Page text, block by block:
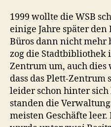
1999 wollte die WSB
einige Jahre später
Büros dann nicht mehr
zog die Stadtbibliothek
Zentrum um, auch
dass das Plett-Zentrum
leider schon hinter sich
standen die
meisten Geschäfte